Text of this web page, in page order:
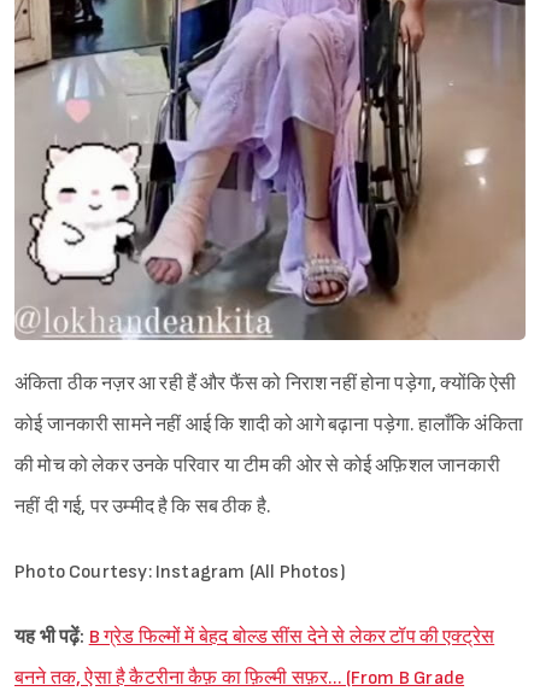
अंकिता ठीक नज़र आ रही हैं और फैंस को निराश नहीं होना पड़ेगा, क्योंकि ऐसी
कोई जानकारी सामने नहीं आई कि शादी को आगे बढ़ाना पड़ेगा. हालाँकि अंकिता
की मोच को लेकर उनके परिवार या टीम की ओर से कोई अफ़िशल जानकारी
नहीं दी गई, पर उम्मीद है कि सब ठीक है.
Photo Courtesy: Instagram (All Photos)
यह भी पढ़ें: B ग्रेड फिल्मों में बेहद बोल्ड सींस देने से लेकर टॉप की एक्ट्रेस
बनने तक, ऐसा है कैटरीना कैफ़ का फ़िल्मी सफ़र… (From B Grade